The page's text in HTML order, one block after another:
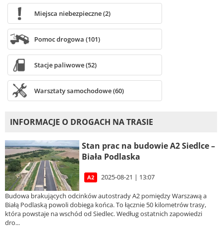
Miejsca niebezpieczne (2)
Pomoc drogowa (101)
Stacje paliwowe (52)
Warsztaty samochodowe (60)
INFORMACJE O DROGACH NA TRASIE
Stan prac na budowie A2 Siedlce –
Biała Podlaska
A2 2025-08-21 | 13:07
Budowa brakujących odcinków autostrady A2 pomiędzy Warszawą a
Białą Podlaską powoli dobiega końca. To łącznie 50 kilometrów trasy,
która powstaje na wschód od Siedlec. Według ostatnich zapowiedzi
dro...